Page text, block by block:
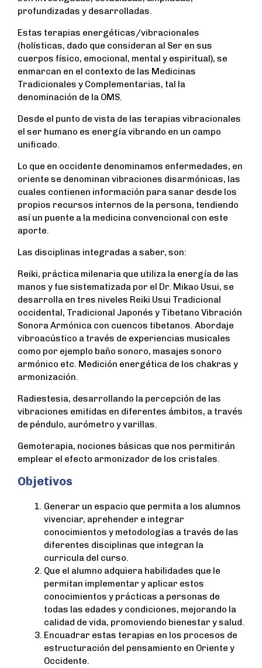
profundizadas y desarrolladas.
Estas terapias energéticas/vibracionales
(holísticas, dado que consideran al Ser en sus
cuerpos físico, emocional, mental y espiritual), se
enmarcan en el contexto de las Medicinas
Tradicionales y Complementarias, tal la
denominación de la OMS.
Desde el punto de vista de las terapias vibracionales
el ser humano es energía vibrando en un campo
unificado.
Lo que en occidente denominamos enfermedades, en
oriente se denominan vibraciones disarmónicas, las
cuales contienen información para sanar desde los
propios recursos internos de la persona, tendiendo
así un puente a la medicina convencional con este
aporte.
Las disciplinas integradas a saber, son:
Reiki, práctica milenaria que utiliza la energía de las
manos y fue sistematizada por el Dr. Mikao Usui, se
desarrolla en tres niveles Reiki Usui Tradicional
occidental, Tradicional Japonés y Tibetano Vibración
Sonora Armónica con cuencos tibetanos. Abordaje
vibroacústico a través de experiencias musicales
como por ejemplo baño sonoro, masajes sonoro
armónico etc. Medición energética de los chakras y
armonización.
Radiestesia, desarrollando la percepción de las
vibraciones emitidas en diferentes ámbitos, a través
de péndulo, aurómetro y varillas.
Gemoterapia, nociones básicas que nos permitirán
emplear el efecto armonizador de los cristales.
Objetivos
Generar un espacio que permita a los alumnos
vivenciar, aprehender e integrar
conocimientos y metodologías a través de las
diferentes disciplinas que integran la
curricula del curso.
Que el alumno adquiera habilidades que le
permitan implementar y aplicar estos
conocimientos y prácticas a personas de
todas las edades y condiciones, mejorando la
calidad de vida, promoviendo bienestar y salud.
Encuadrar estas terapias en los procesos de
estructuración del pensamiento en Oriente y
Occidente.